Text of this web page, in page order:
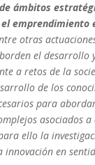
ámbitos
emprendimiento
otras
el desarrollo
a retos de la
de los
para
asociados a
ello la
innovación en